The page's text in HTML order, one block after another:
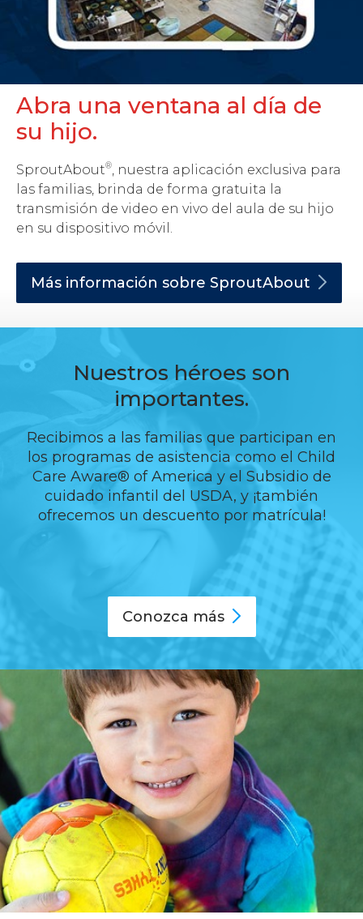
Abra una ventana al día de
su hijo.
SproutAbout®
, nuestra aplicación exclusiva para
las familias, brinda de forma gratuita la
transmisión de video en vivo del aula de su hijo
en su dispositivo móvil.
Más información sobre SproutAbout
Nuestros héroes son
importantes.
Recibimos a las familias que participan en
los programas de asistencia como el Child
Care Aware® of America y el Subsidio de
cuidado infantil del USDA, y ¡también
ofrecemos un descuento por matrícula!
Conozca más